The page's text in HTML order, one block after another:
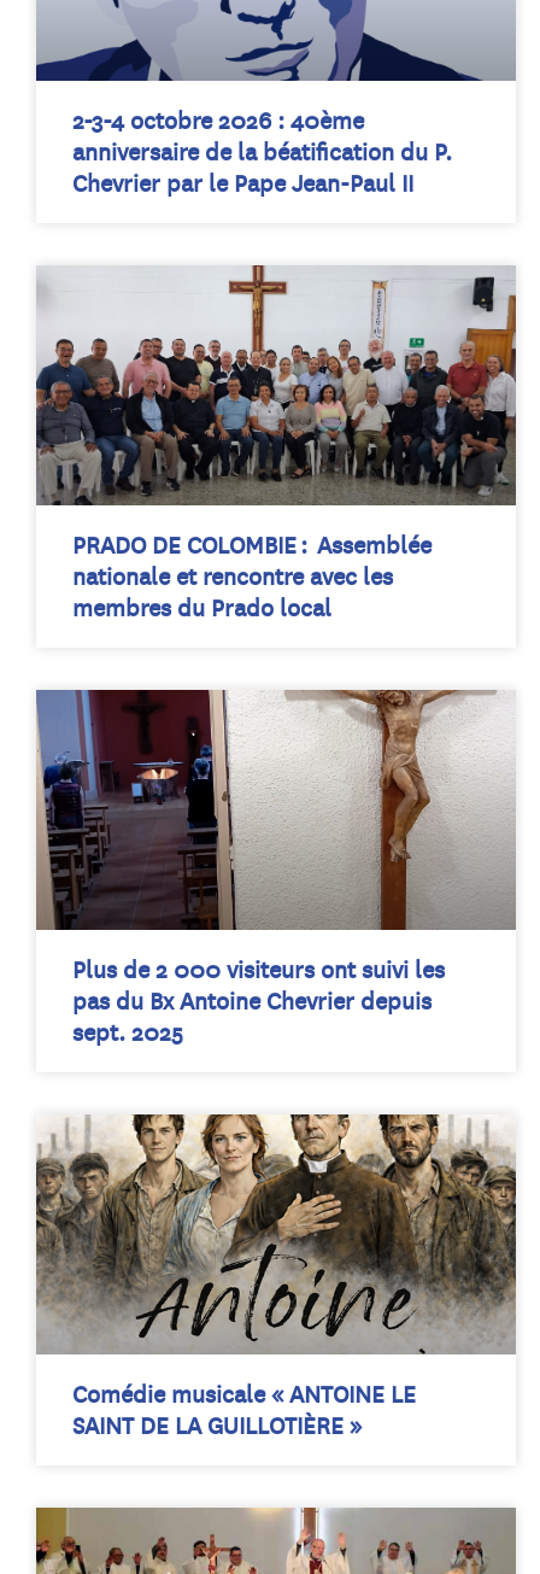
2-3-4 octobre 2026 : 40ème
anniversaire de la béatification du P.
Chevrier par le Pape Jean-Paul II
PRADO DE COLOMBIE : Assemblée
nationale et rencontre avec les
membres du Prado local
Plus de 2 000 visiteurs ont suivi les
pas du Bx Antoine Chevrier depuis
sept. 2025
Comédie musicale « ANTOINE LE
SAINT DE LA GUILLOTIÈRE »